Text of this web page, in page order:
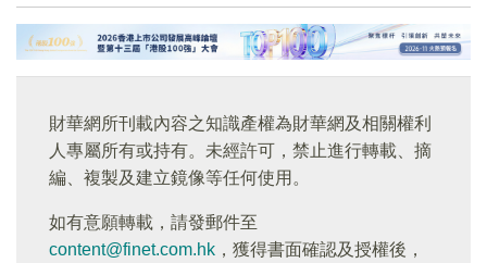
財華網所刊載內容之知識產權為財華網及相關權利
人專屬所有或持有。未經許可，禁止進行轉載、摘
編、複製及建立鏡像等任何使用。
如有意願轉載，請發郵件至
content@finet.com.hk ，獲得書面確認及授權後，